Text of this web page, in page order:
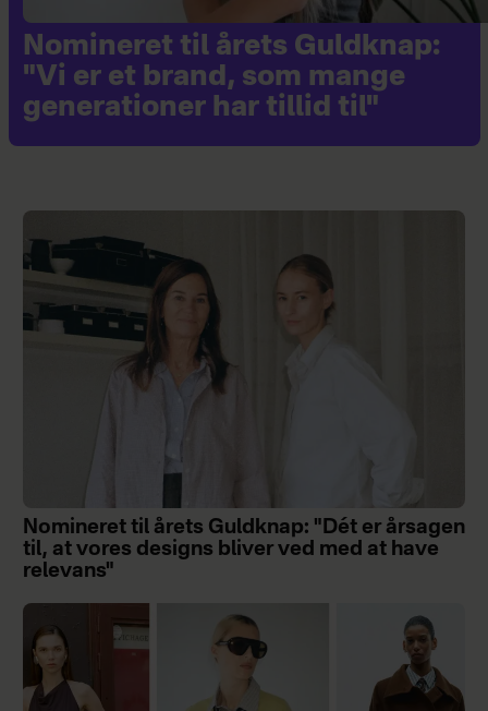
Nomineret til årets Guldknap:
"Vi er et brand, som mange
generationer har tillid til"
Nomineret til årets Guldknap: "Dét er årsagen
til, at vores designs bliver ved med at have
relevans"